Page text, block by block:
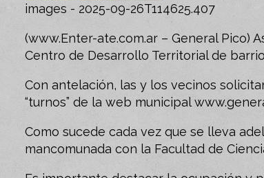
images - 2025-09-26T114625.407
(www.Enter-ate.com.ar – General Pico)
Centro de Desarrollo Territorial de
Con antelación, las y los vecinos
“turnos” de la web municipal
Como sucede cada vez que se lleva
mancomunada con la Facultad de